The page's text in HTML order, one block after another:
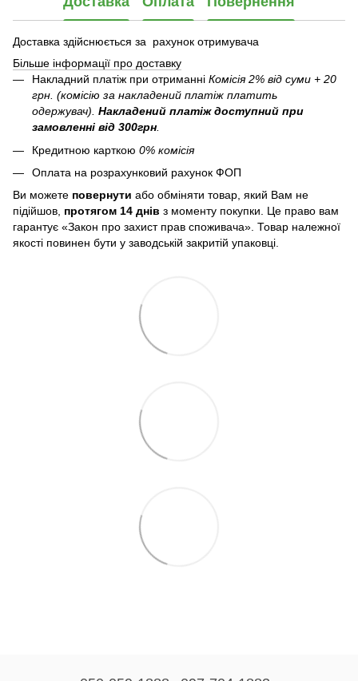
Доставка здійснюється за рахунок отримувача
Більше інформації про доставку
Накладний платіж при отриманні Комісія 2% від суми + 20
грн. (комісію за накладений платіж платить
одержувач). Накладений платіж доступний при
замовленні від 300грн
Кредитною карткою 0% комісія
Оплата на розрахунковий рахунок ФОП
Ви можете повернути або обміняти товар, який Вам не
підійшов, протягом 14 днів з моменту покупки. Це право вам
гарантує «Закон про захист прав споживача». Товар належної
якості повинен бути у заводській закритій упаковці.